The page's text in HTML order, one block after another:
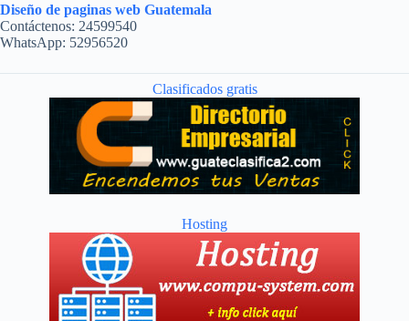
Diseño de paginas web Guatemala
Contáctenos: 24599540
WhatsApp: 52956520
Clasificados gratis
Hosting